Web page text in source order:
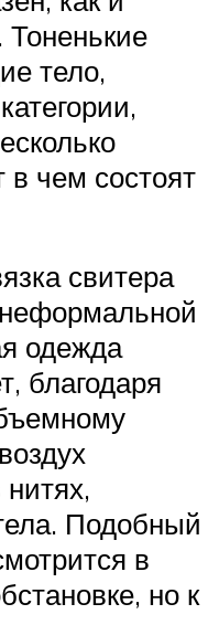
Тоненькие
тело,
в чем состоят
свитера
одежда
благодаря
Подобный
в
но к